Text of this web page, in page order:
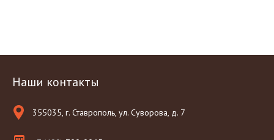
Наши контакты
355035, г. Ставрополь, ул. Суворова, д. 7